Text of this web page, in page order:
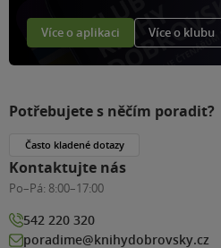
Více o aplikaci Více o klubu
Potřebujete s něčím poradit?
Často kladené dotazy
Kontaktujte nás
Po–Pá: 8:00–17:00
542 220 320
poradime@knihydobrovsky.cz